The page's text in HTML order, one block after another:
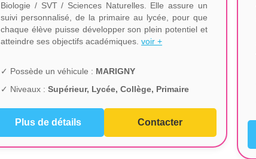
Biologie / SVT / Sciences Naturelles. Elle assure un
suivi personnalisé, de la primaire au lycée, pour que
chaque élève puisse développer son plein potentiel et
atteindre ses objectifs académiques.voir +
✓ Possède un véhicule : MARIGNY
✓ Niveaux :Supérieur, Lycée, Collège, Primaire
Plus de détails Contacter